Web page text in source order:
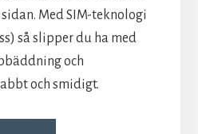
Med SIM-teknologi
så slipper du ha med
och
och smidigt.